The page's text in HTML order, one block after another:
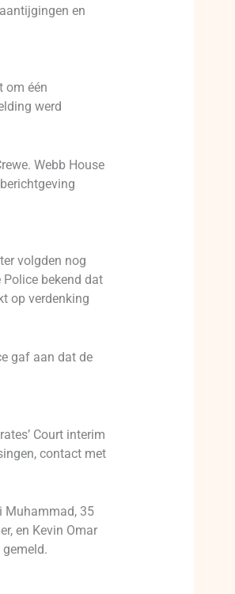
en
om één
werd
Webb House
volgden nog
bekend dat
op verdenking
gaf aan dat de
Court interim
contact met
Muhammad, 35
en Kevin Omar